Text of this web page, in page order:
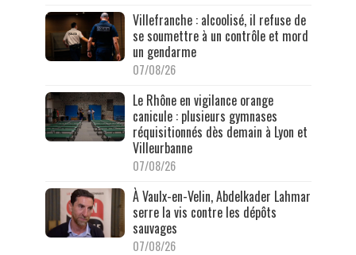
Villefranche : alcoolisé, il refuse de
se soumettre à un contrôle et mord
un gendarme
07/08/26
Le Rhône en vigilance orange
canicule : plusieurs gymnases
réquisitionnés dès demain à Lyon et
Villeurbanne
07/08/26
À Vaulx-en-Velin, Abdelkader Lahmar
serre la vis contre les dépôts
sauvages
07/08/26